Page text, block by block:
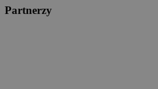
Partnerzy